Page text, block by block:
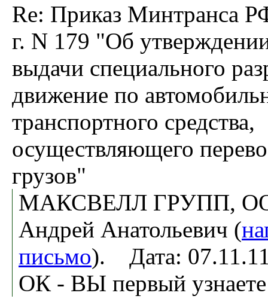
Re: Приказ Минтранса
г. N 179 "Об
выдачи специального
движение по
транспортного средства,
осуществляющего
грузов"
МАКСВЕЛЛ ГРУПП,
Андрей Анатольевич (
письмо). Дата:
ОК - ВЫ первый